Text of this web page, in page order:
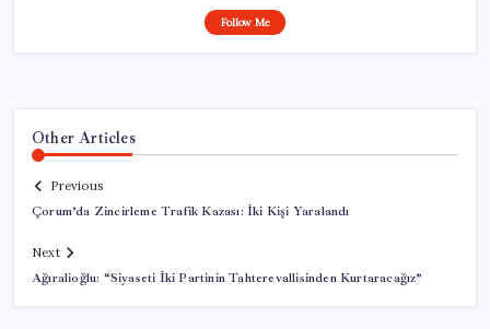
Follow Me
Other Articles
Previous
Çorum’da Zincirleme Trafik Kazası: İki Kişi Yaralandı
Next
Ağıralioğlu: “Siyaseti İki Partinin Tahterevallisinden Kurtaracağız”